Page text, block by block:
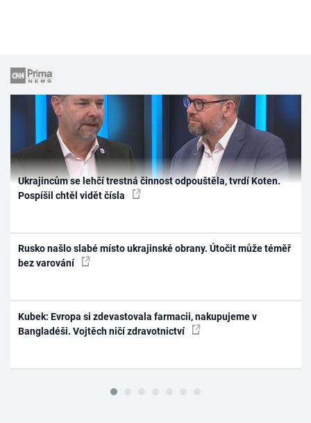
Ukrajincům se lehčí trestná činnost odpouštěla, tvrdí Koten.
Pospíšil chtěl vidět čísla
Rusko našlo slabé místo ukrajinské obrany. Útočit může téměř
bez varování
Kubek: Evropa si zdevastovala farmacii, nakupujeme v
Bangladéši. Vojtěch ničí zdravotnictví